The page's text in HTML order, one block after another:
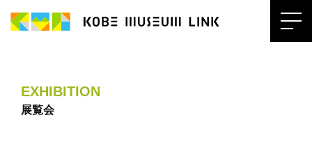
EXHIBITION
展覧会